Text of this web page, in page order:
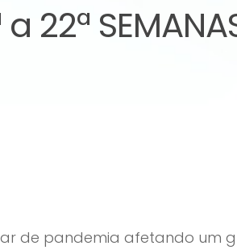
22ª
de pandemia afetando um